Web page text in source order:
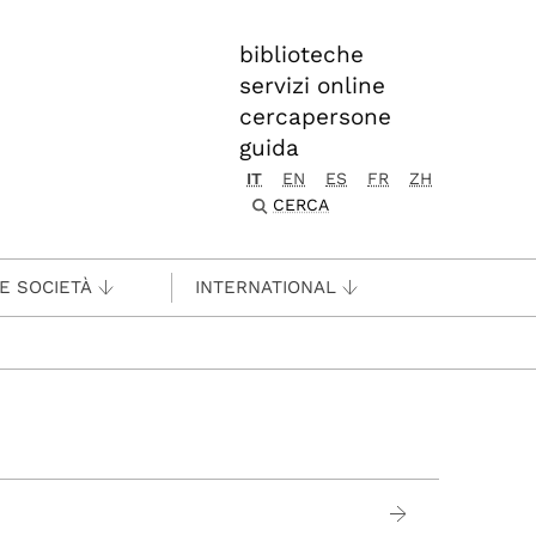
biblioteche
servizi online
cercapersone
guida
IT EN ES FR
ZH
CERCA
SOCIETÀ INTERNATIONAL